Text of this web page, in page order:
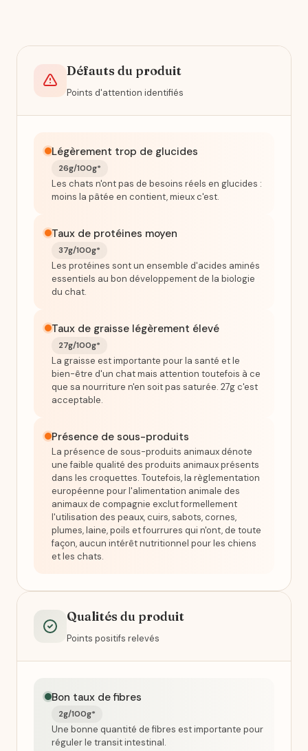
Défauts du produit
Points d'attention identifiés
Légèrement trop de glucides
26g/100g*
Les chats n'ont pas de besoins réels en glucides :
moins la pâtée en contient, mieux c'est.
Taux de protéines moyen
37g/100g*
Les protéines sont un ensemble d'acides aminés
essentiels au bon développement de la biologie
du chat.
Taux de graisse légèrement élevé
27g/100g*
La graisse est importante pour la santé et le
bien-être d'un chat mais attention toutefois à ce
que sa nourriture n'en soit pas saturée. 27g c'est
acceptable.
Présence de sous-produits
La présence de sous-produits animaux dénote
une faible qualité des produits animaux présents
dans les croquettes. Toutefois, la règlementation
européenne pour l'alimentation animale des
animaux de compagnie exclut formellement
l'utilisation des peaux, cuirs, sabots, cornes,
plumes, laine, poils et fourrures qui n'ont, de toute
façon, aucun intérêt nutritionnel pour les chiens
et les chats.
Qualités du produit
Points positifs relevés
Bon taux de fibres
2g/100g*
Une bonne quantité de fibres est importante pour
réguler le transit intestinal.